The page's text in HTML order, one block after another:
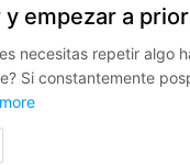
y empezar a
necesitas repetir algo
Si constantemente
more